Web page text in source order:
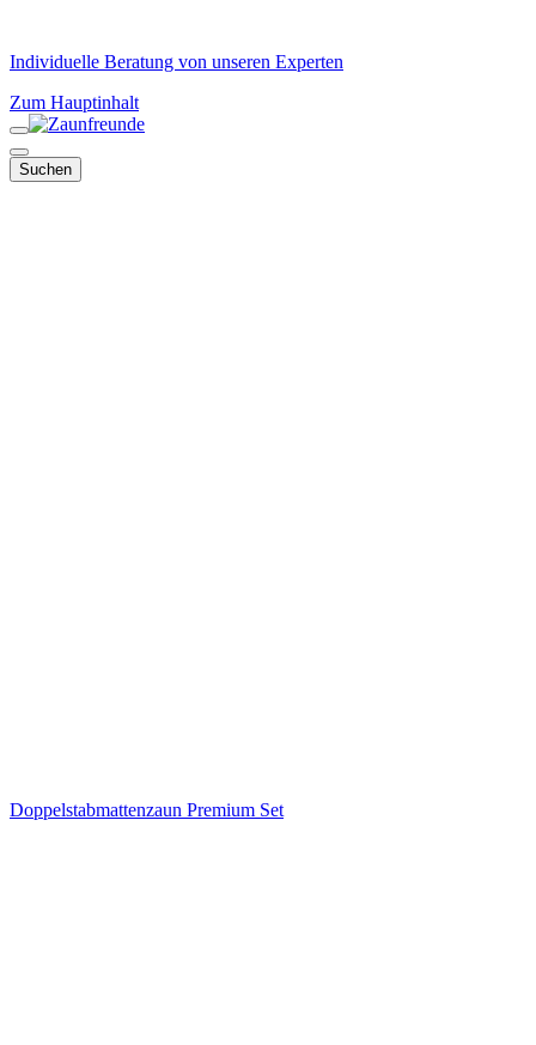
Individuelle Beratung von unseren Experten
Zum Hauptinhalt
Suchen
Doppelstabmattenzaun Premium Set